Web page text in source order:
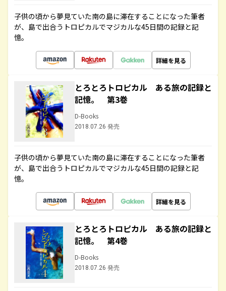
子供の頃から夢見ていた南の島に滞在することになった筆者
が、島で出合うトロピカルでマジカルな45日間の記録と記
憶。
詳細を見る
とろとろトロピカル ある旅の記録と
記憶。 第3巻
D-Books
2018.07.26 発売
子供の頃から夢見ていた南の島に滞在することになった筆者
が、島で出合うトロピカルでマジカルな45日間の記録と記
憶。
詳細を見る
とろとろトロピカル ある旅の記録と
記憶。 第4巻
D-Books
2018.07.26 発売